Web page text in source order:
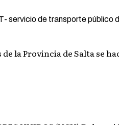
la Provincia de Salta se